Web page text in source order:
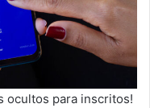
ocultos para inscritos!